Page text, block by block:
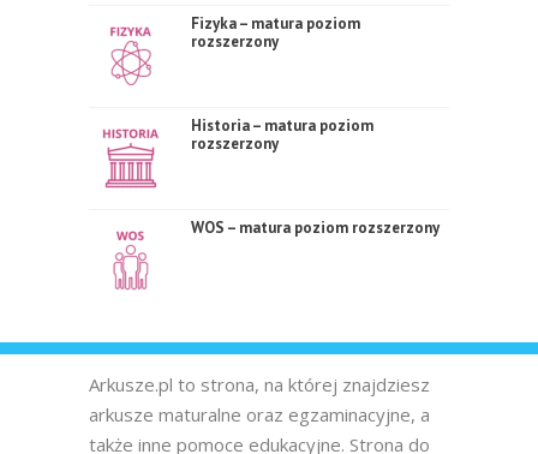
Fizyka – matura poziom
rozszerzony
Historia – matura poziom
rozszerzony
WOS – matura poziom rozszerzony
Arkusze.pl to strona, na której znajdziesz
arkusze maturalne oraz egzaminacyjne, a
także inne pomoce edukacyjne. Strona do